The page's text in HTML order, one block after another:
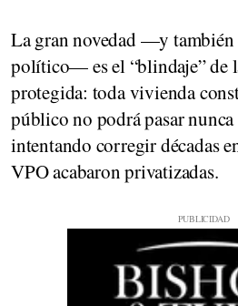
La gran novedad —y
político— es el “blindaje” de
protegida: toda vivienda
público no podrá pasar
intentando corregir décadas
VPO acabaron privatizadas.